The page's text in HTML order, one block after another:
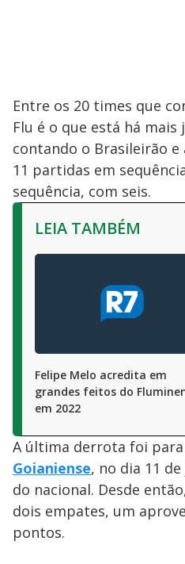
Entre os 20 times que
Flu é o que está há
contando o Brasileirão e
11 partidas em
sequência, com seis.
LEIA TAMBÉM
Felipe Melo acredita em
grandes feitos do
em 2022
A última derrota foi
Goianiense, no dia 11
do nacional. Desde
dois empates, um
pontos.